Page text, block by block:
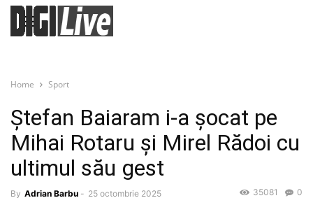
Home Sport
Ștefan Baiaram i-a șocat pe
Mihai Rotaru și Mirel Rădoi cu
ultimul său gest
By Adrian Barbu - 25 octombrie 2025 0
35081